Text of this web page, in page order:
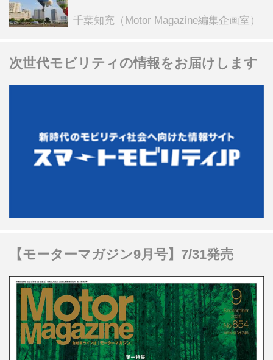
ンテンツも
千葉知充（Motor Magazine編集企画室）
次世代モビリティの情報をお届けします
【モーターマガジン9月号】7/31発売